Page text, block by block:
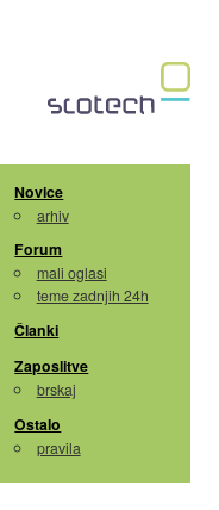
Novice
arhiv
Forum
mali oglasi
teme zadnjih 24h
Članki
Zaposlitve
brskaj
Ostalo
pravila